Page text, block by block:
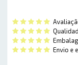
Envio e